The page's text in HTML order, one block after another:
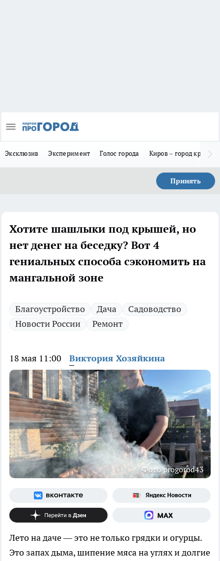
Эксклюзив Эксперимент Голос города Киров – город
Принять
Хотите шашлыки под крышей, но
нет денег на беседку? Вот 4
гениальных способа сэкономить на
мангальной зоне
Благоустройство Дача
Садоводство
Новости России
Ремонт
18 мая 11:00 Виктория Хозяйкина
Фото progorod43
Лето на даче — это не только грядки и огурцы.
Это запах дыма, шипение мяса на углях и долгие